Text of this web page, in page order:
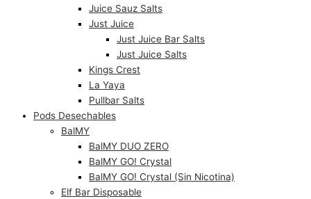
Juice Sauz Salts
Just Juice
Just Juice Bar Salts
Just Juice Salts
Kings Crest
La Yaya
Pullbar Salts
Pods Desechables
BalMY
BalMY DUO ZERO
BalMY GO! Crystal
BalMY GO! Crystal (Sin Nicotina)
Elf Bar Disposable